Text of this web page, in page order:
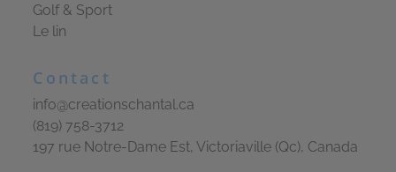
Golf & Sport
Le lin
Contact
info@creationschantal.ca
(819) 758-3712
197 rue Notre-Dame Est, Victoriaville (Qc), Canada